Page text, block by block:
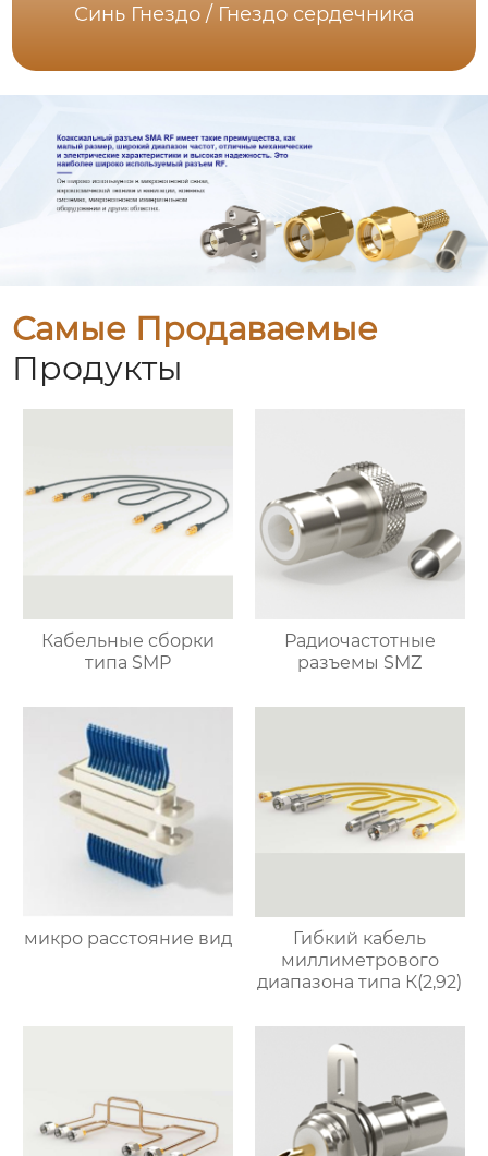
Синь Гнездо / Гнездо сердечника
Самые Продаваемые
Продукты
Кабельные сборки
типа SMP
Радиочастотные
разъемы SMZ
микро расстояние вид
Гибкий кабель
миллиметрового
диапазона типа К(2,92)